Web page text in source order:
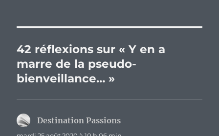
42 réflexions sur « Y en a
marre de la pseudo-
bienveillance… »
Destination Passions